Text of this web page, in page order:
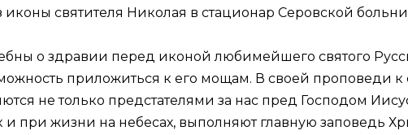
святителя Николая в стационар Серовской
о здравии перед иконой любимейшего святого
приложиться к его мощам. В своей проповеди к
не только предстателями за нас пред Господом
при жизни на небесах, выполняют главную заповедь